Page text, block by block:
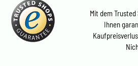
Mit dem
Ihnen